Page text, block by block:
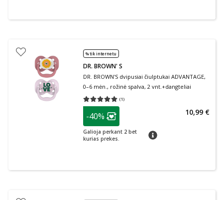
% tik internetu
DR. BROWN' S
DR. BROWN'S dvipusiai čiulptukai ADVANTAGE,
0–6 mėn., rožinė spalva, 2 vnt.+dangteliai
(1)
Vidutinis įvertinimas 5.00
patarimas
Lojalumo klubo narių nuolaida
-40%
Galioja perkant 2 bet
kurias prekes.
patarimas
10,99 €